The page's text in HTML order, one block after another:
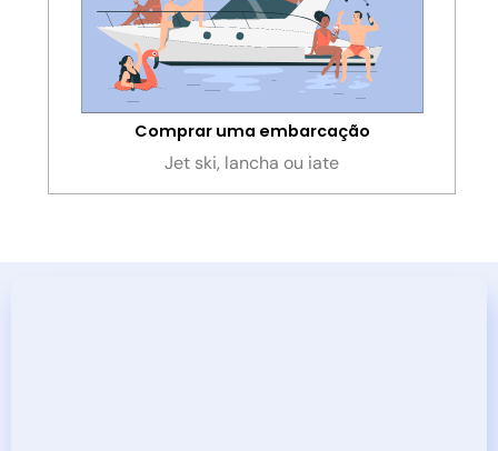
Comprar uma embarcação
Jet ski, lancha ou iate